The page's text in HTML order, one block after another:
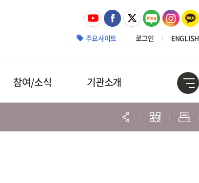
주요사이트 로그인 ENGLISH
참여/소식 기관소개